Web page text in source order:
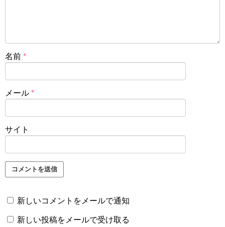
名前 *
メール *
サイト
新しいコメントをメールで通知
新しい投稿をメールで受け取る